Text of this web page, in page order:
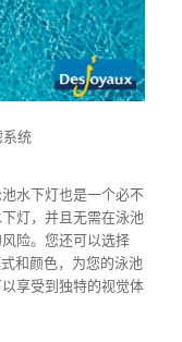
统
水下灯也是一个必不
灯，并且无需在泳池
险。您还可以选择
和颜色，为您的泳池
享受到独特的视觉体